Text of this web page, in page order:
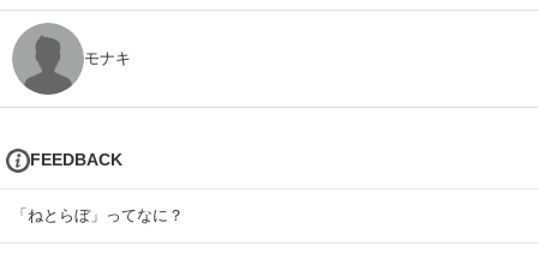
モナキ
FEEDBACK
「ねとらぼ」ってなに？